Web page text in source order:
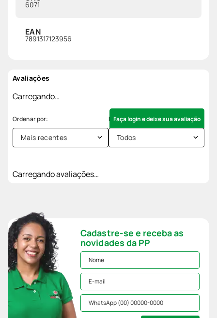
6071
EAN
7891317123956
Avaliações
Carregando…
Faça login e deixe sua avaliação
Mais recentes Todos
Carregando avaliações…
Cadastre-se e receba as
novidades da PP